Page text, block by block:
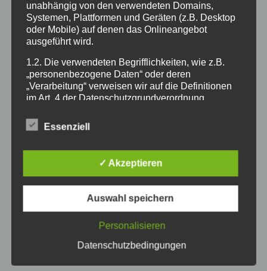
Hortteam
mehr
Speiseplan
mehr
unabhängig von den verwendeten Domains,
Systemen, Plattformen und Geräten (z.B. Desktop
oder Mobile) auf denen das Onlineangebot
ausgeführt wird.
1.2. Die verwendeten Begrifflichkeiten, wie z.B.
„personenbezogene Daten“ oder deren
„Verarbeitung“ verweisen wir auf die Definitionen
im Art. 4 der Datenschutzgrundverordnung
1.3. Zu den im Rahmen dieses Onlineangebotes
Adressen von Kunden), Vertragsdaten (z.B., in
Anspruch genommene Leistungen, Namen von
Nutzungsdaten (z.B., die besuchten Webseiten
unseres Onlineangebotes, Interesse an unseren
Produkten) und Inhaltsdaten (z.B., Eingaben im
Essenziell
✓ Akzeptieren
Auswahl speichern
Personalisieren
Datenschutzbedingungen